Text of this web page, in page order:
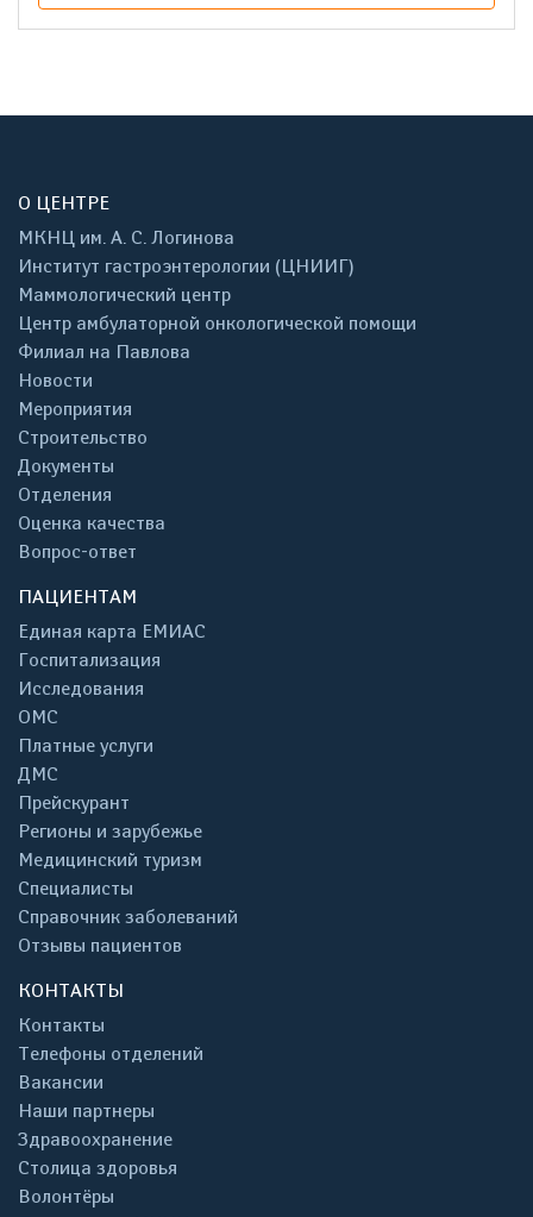
О ЦЕНТРЕ
МКНЦ им. А. С. Логинова
Институт гастроэнтерологии (ЦНИИГ)
Маммологический центр
Центр амбулаторной онкологической помощи
Филиал на Павлова
Новости
Мероприятия
Строительство
Документы
Отделения
Оценка качества
Вопрос-ответ
ПАЦИЕНТАМ
Единая карта ЕМИАС
Госпитализация
Исследования
ОМС
Платные услуги
ДМС
Прейскурант
Регионы и зарубежье
Медицинский туризм
Специалисты
Справочник заболеваний
Отзывы пациентов
КОНТАКТЫ
Контакты
Телефоны отделений
Вакансии
Наши партнеры
Здравоохранение
Столица здоровья
Волонтёры